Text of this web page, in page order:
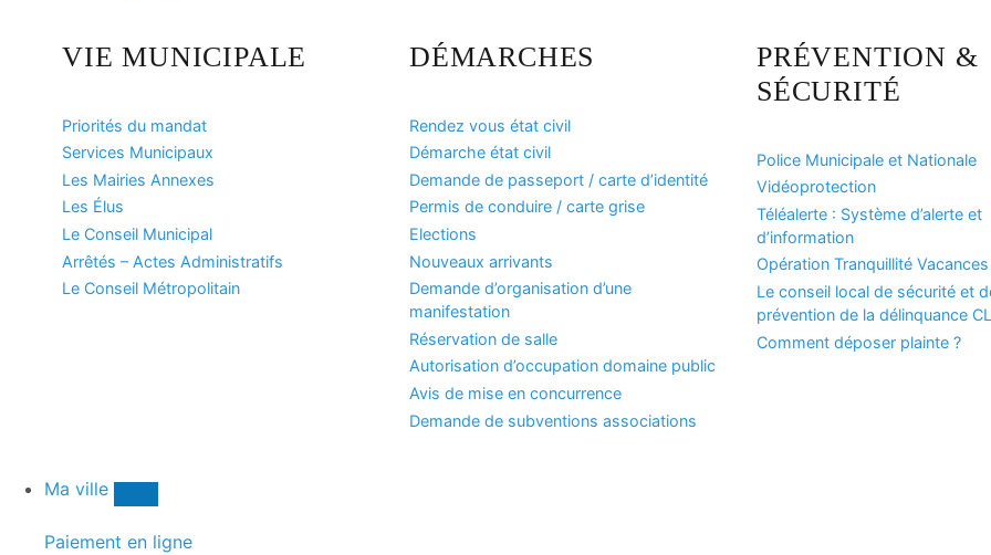
VIE MUNICIPALE
Priorités du mandat
Services Municipaux
Les Mairies Annexes
Les Élus
Le Conseil Municipal
Arrêtés – Actes Administratifs
Le Conseil Métropolitain
DÉMARCHES
Rendez vous état civil
Démarche état civil
Demande de passeport / carte d’identité
Permis de conduire / carte grise
Elections
Nouveaux arrivants
Demande d’organisation d’une
manifestation
Réservation de salle
Autorisation d’occupation domaine public
Avis de mise en concurrence
Demande de subventions associations
PRÉVENTION &
SÉCURITÉ
Police Municipale et Nationale
Vidéoprotection
Téléalerte : Système d’alerte et
d’information
Opération Tranquillité Vacances
Le conseil local de sécurité et
prévention de la délinquance
Comment déposer plainte ?
Ma ville
Paiement en ligne